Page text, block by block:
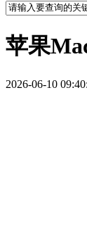
苹果
2026-06-10